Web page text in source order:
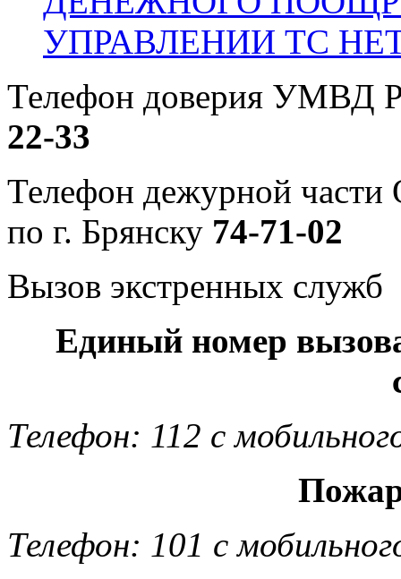
УПРАВЛЕНИИ ТС
Телефон доверия УМВД
22-33
Телефон дежурной
по г. Брянску 74-71-02
Вызов экстренных служб
Единый номер
Телефон: 112 с
Телефон: 101 с